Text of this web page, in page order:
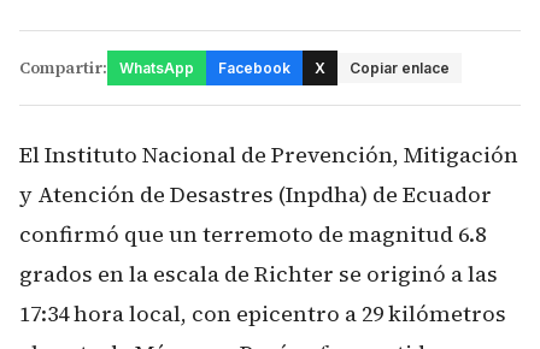
Compartir: WhatsApp Facebook X Copiar enlace
El Instituto Nacional de Prevención, Mitigación
y Atención de Desastres (Inpdha) de Ecuador
confirmó que un terremoto de magnitud 6.8
grados en la escala de Richter se originó a las
17:34 hora local, con epicentro a 29 kilómetros